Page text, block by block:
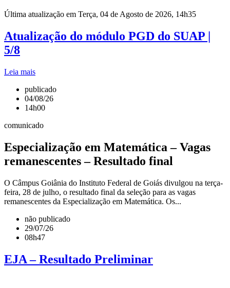
Última atualização em Terça, 04 de Agosto de 2026, 14h35
Atualização do módulo PGD do SUAP |
5/8
Leia mais
publicado
04/08/26
14h00
comunicado
Especialização em Matemática – Vagas
remanescentes – Resultado final
O Câmpus Goiânia do Instituto Federal de Goiás divulgou na terça-
feira, 28 de julho, o resultado final da seleção para as vagas
remanescentes da Especialização em Matemática. Os...
não publicado
29/07/26
08h47
EJA – Resultado Preliminar